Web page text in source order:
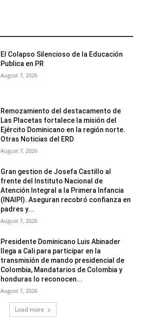
El Colapso Silencioso de la Educación
Publica en PR
August 7, 2026
Remozamiento del destacamento de
Las Placetas fortalece la misión del
Ejército Dominicano en la región norte.
Otras Noticias del ERD
August 7, 2026
Gran gestion de Josefa Castillo al
frente del Instituto Nacional de
Atención Integral a la Primera Infancia
(INAIPI). Aseguran recobró confianza en
padres y...
August 7, 2026
Presidente Dominicano Luis Abinader
llega a Cali para participar en la
transmisión de mando presidencial de
Colombia, Mandatarios de Colombia y
honduras lo reconocen...
August 7, 2026
Load more